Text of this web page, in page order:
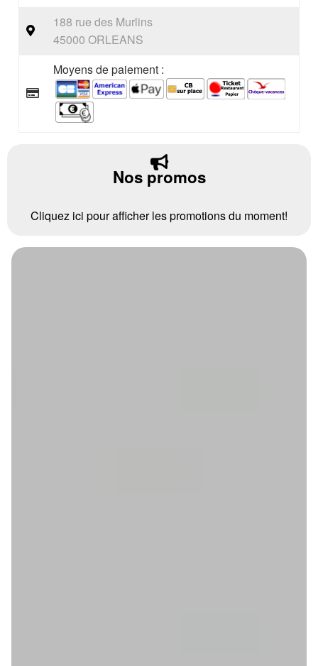
188 rue des Murlins
45000 ORLEANS
Moyens de paiement :
Nos promos
Cliquez ici pour afficher les promotions du moment!